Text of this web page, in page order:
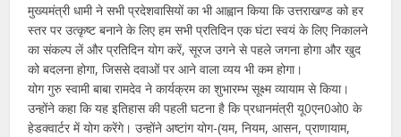
मुख्यमंत्री धामी ने सभी प्रदेशवासियों का भी आह्वान किया कि उत्तराखण्ड को हर
स्तर पर उत्कृष्ट बनाने के लिए हम सभी प्रतिदिन एक घंटा स्वयं के लिए निकालने
का संकल्प लें और प्रतिदिन योग करें, सूरज उगने से पहले जगना होगा और खुद
को बदलना होगा, जिससे दवाओं पर आने वाला व्यय भी कम होगा।
योग गुरु स्वामी बाबा रामदेव ने कार्यक्रम का शुभारम्भ सूक्ष्म व्यायाम से किया।
उन्होंने कहा कि यह इतिहास की पहली घटना है कि प्रधानमंत्री यू0एन0ओ0 के
हेडक्वार्टर में योग करेंगे। उन्होंने अष्टांग योग-(यम, नियम, आसन, प्राणायाम,